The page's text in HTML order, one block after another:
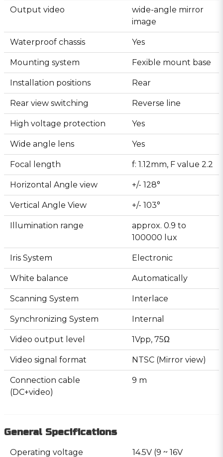
Output video
wide-angle mirror
image
Waterproof chassis Yes
Mounting system Fexible mount base
Installation positions Rear
Rear view switching Reverse line
High voltage protection Yes
Wide angle lens Yes
Focal length f: 1.12mm, F value 2.2
Horizontal Angle view +/- 128°
Vertical Angle View +/- 103°
Illumination range
approx. 0.9 to
100000 lux
Iris System Electronic
White balance Automatically
Scanning System Interlace
Synchronizing System Internal
Video output level 1Vpp, 75Ω
Video signal format NTSC (Mirror view)
Connection cable
(DC+video)
9 m
General Specifications
Operating voltage 14.5V (9 ~ 16V